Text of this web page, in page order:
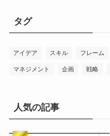
ー
タグ
アイデア スキル フレーム
マネジメント 企画 戦略
人気の記事